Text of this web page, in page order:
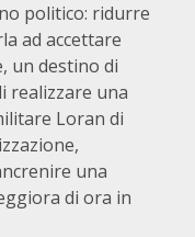
politico: ridurre
ad accettare
un destino di
realizzare una
Loran di
una
di ora in